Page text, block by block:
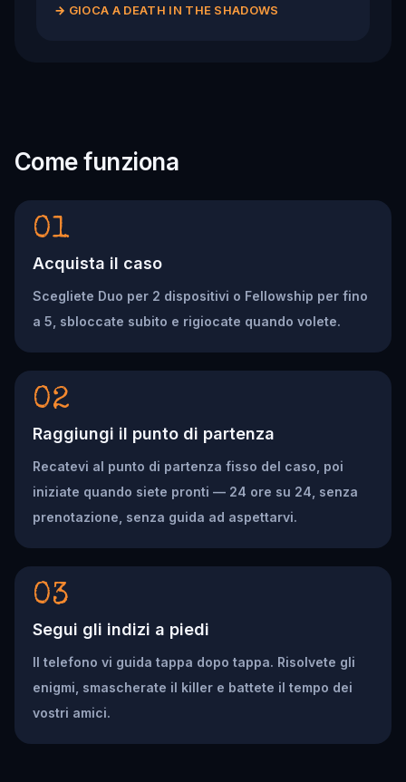
→ GIOCA A DEATH IN THE SHADOWS
Come funziona
01
Acquista il caso
Scegliete Duo per 2 dispositivi o Fellowship per fino
a 5, sbloccate subito e rigiocate quando volete.
02
Raggiungi il punto di partenza
Recatevi al punto di partenza fisso del caso, poi
iniziate quando siete pronti — 24 ore su 24, senza
prenotazione, senza guida ad aspettarvi.
03
Segui gli indizi a piedi
Il telefono vi guida tappa dopo tappa. Risolvete gli
enigmi, smascherate il killer e battete il tempo dei
vostri amici.